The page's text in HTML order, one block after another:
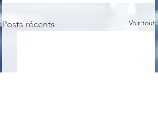
Posts récents Voir tout